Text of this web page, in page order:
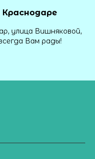
улица Вишняковой,
Вам рады!